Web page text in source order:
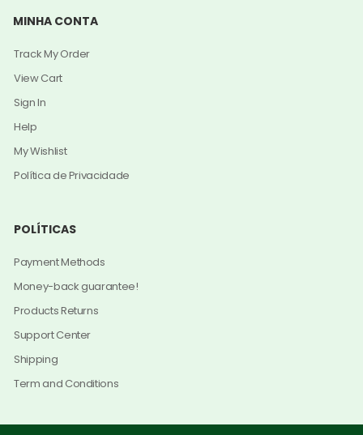
MINHA CONTA
Track My Order
View Cart
Sign In
Help
My Wishlist
Política de Privacidade
POLÍTICAS
Payment Methods
Money-back guarantee!
Products Returns
Support Center
Shipping
Term and Conditions